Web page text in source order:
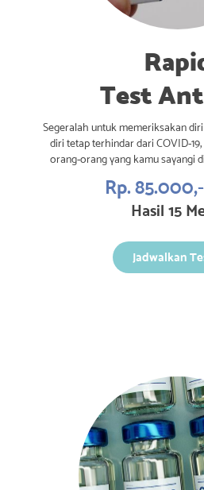
Test
Segeralah untuk memeriksakan
diri tetap terhindar dari COVID-
orang-orang yang kamu sayangi
Rp.
Hasil 15
Jadwalkan